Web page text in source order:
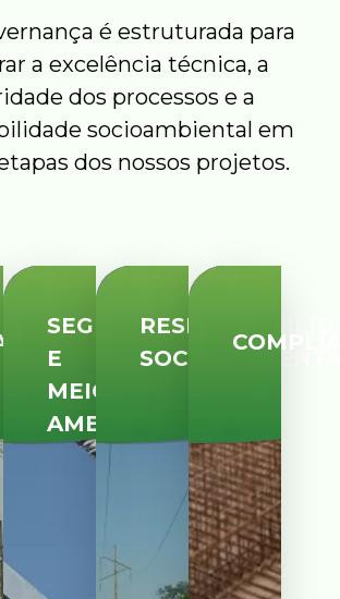
é estruturada para
a excelência técnica, a
dos processos e a
socioambiental em
dos nossos projetos.
SEGURANÇA
E
MEIO
AMBIENTE